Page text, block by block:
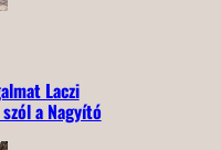
Laczi
a Nagyító